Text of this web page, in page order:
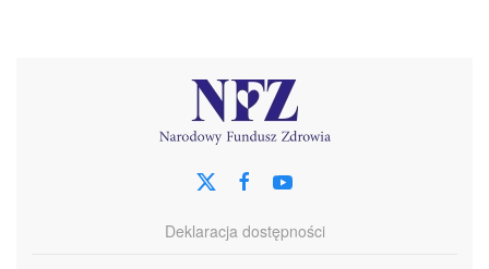
Deklaracja dostępności